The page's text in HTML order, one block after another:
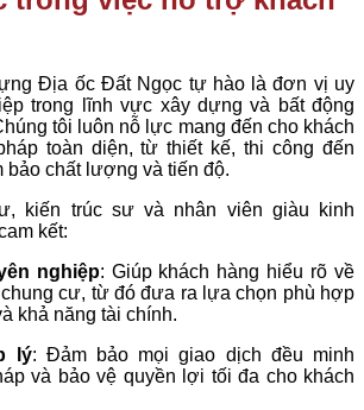
Địa ốc Đất Ngọc tự hào là đơn vị uy
trong lĩnh vực xây dựng và bất động
tôi luôn nỗ lực mang đến cho khách
toàn diện, từ thiết kế, thi công đến
bảo chất lượng và tiến độ.
kiến trúc sư và nhân viên giàu kinh
kết:
nghiệp: Giúp khách hàng hiểu rõ về
cư, từ đó đưa ra lựa chọn phù hợp
khả năng tài chính.
lý: Đảm bảo mọi giao dịch đều minh
và bảo vệ quyền lợi tối đa cho khách